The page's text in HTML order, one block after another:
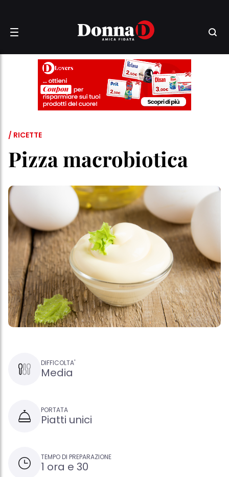
/ RICETTE
Pizza macrobiotica
DIFFICOLTA'
Media
PORTATA
Piatti unici
TEMPO DI PREPARAZIONE
1 ora e 30